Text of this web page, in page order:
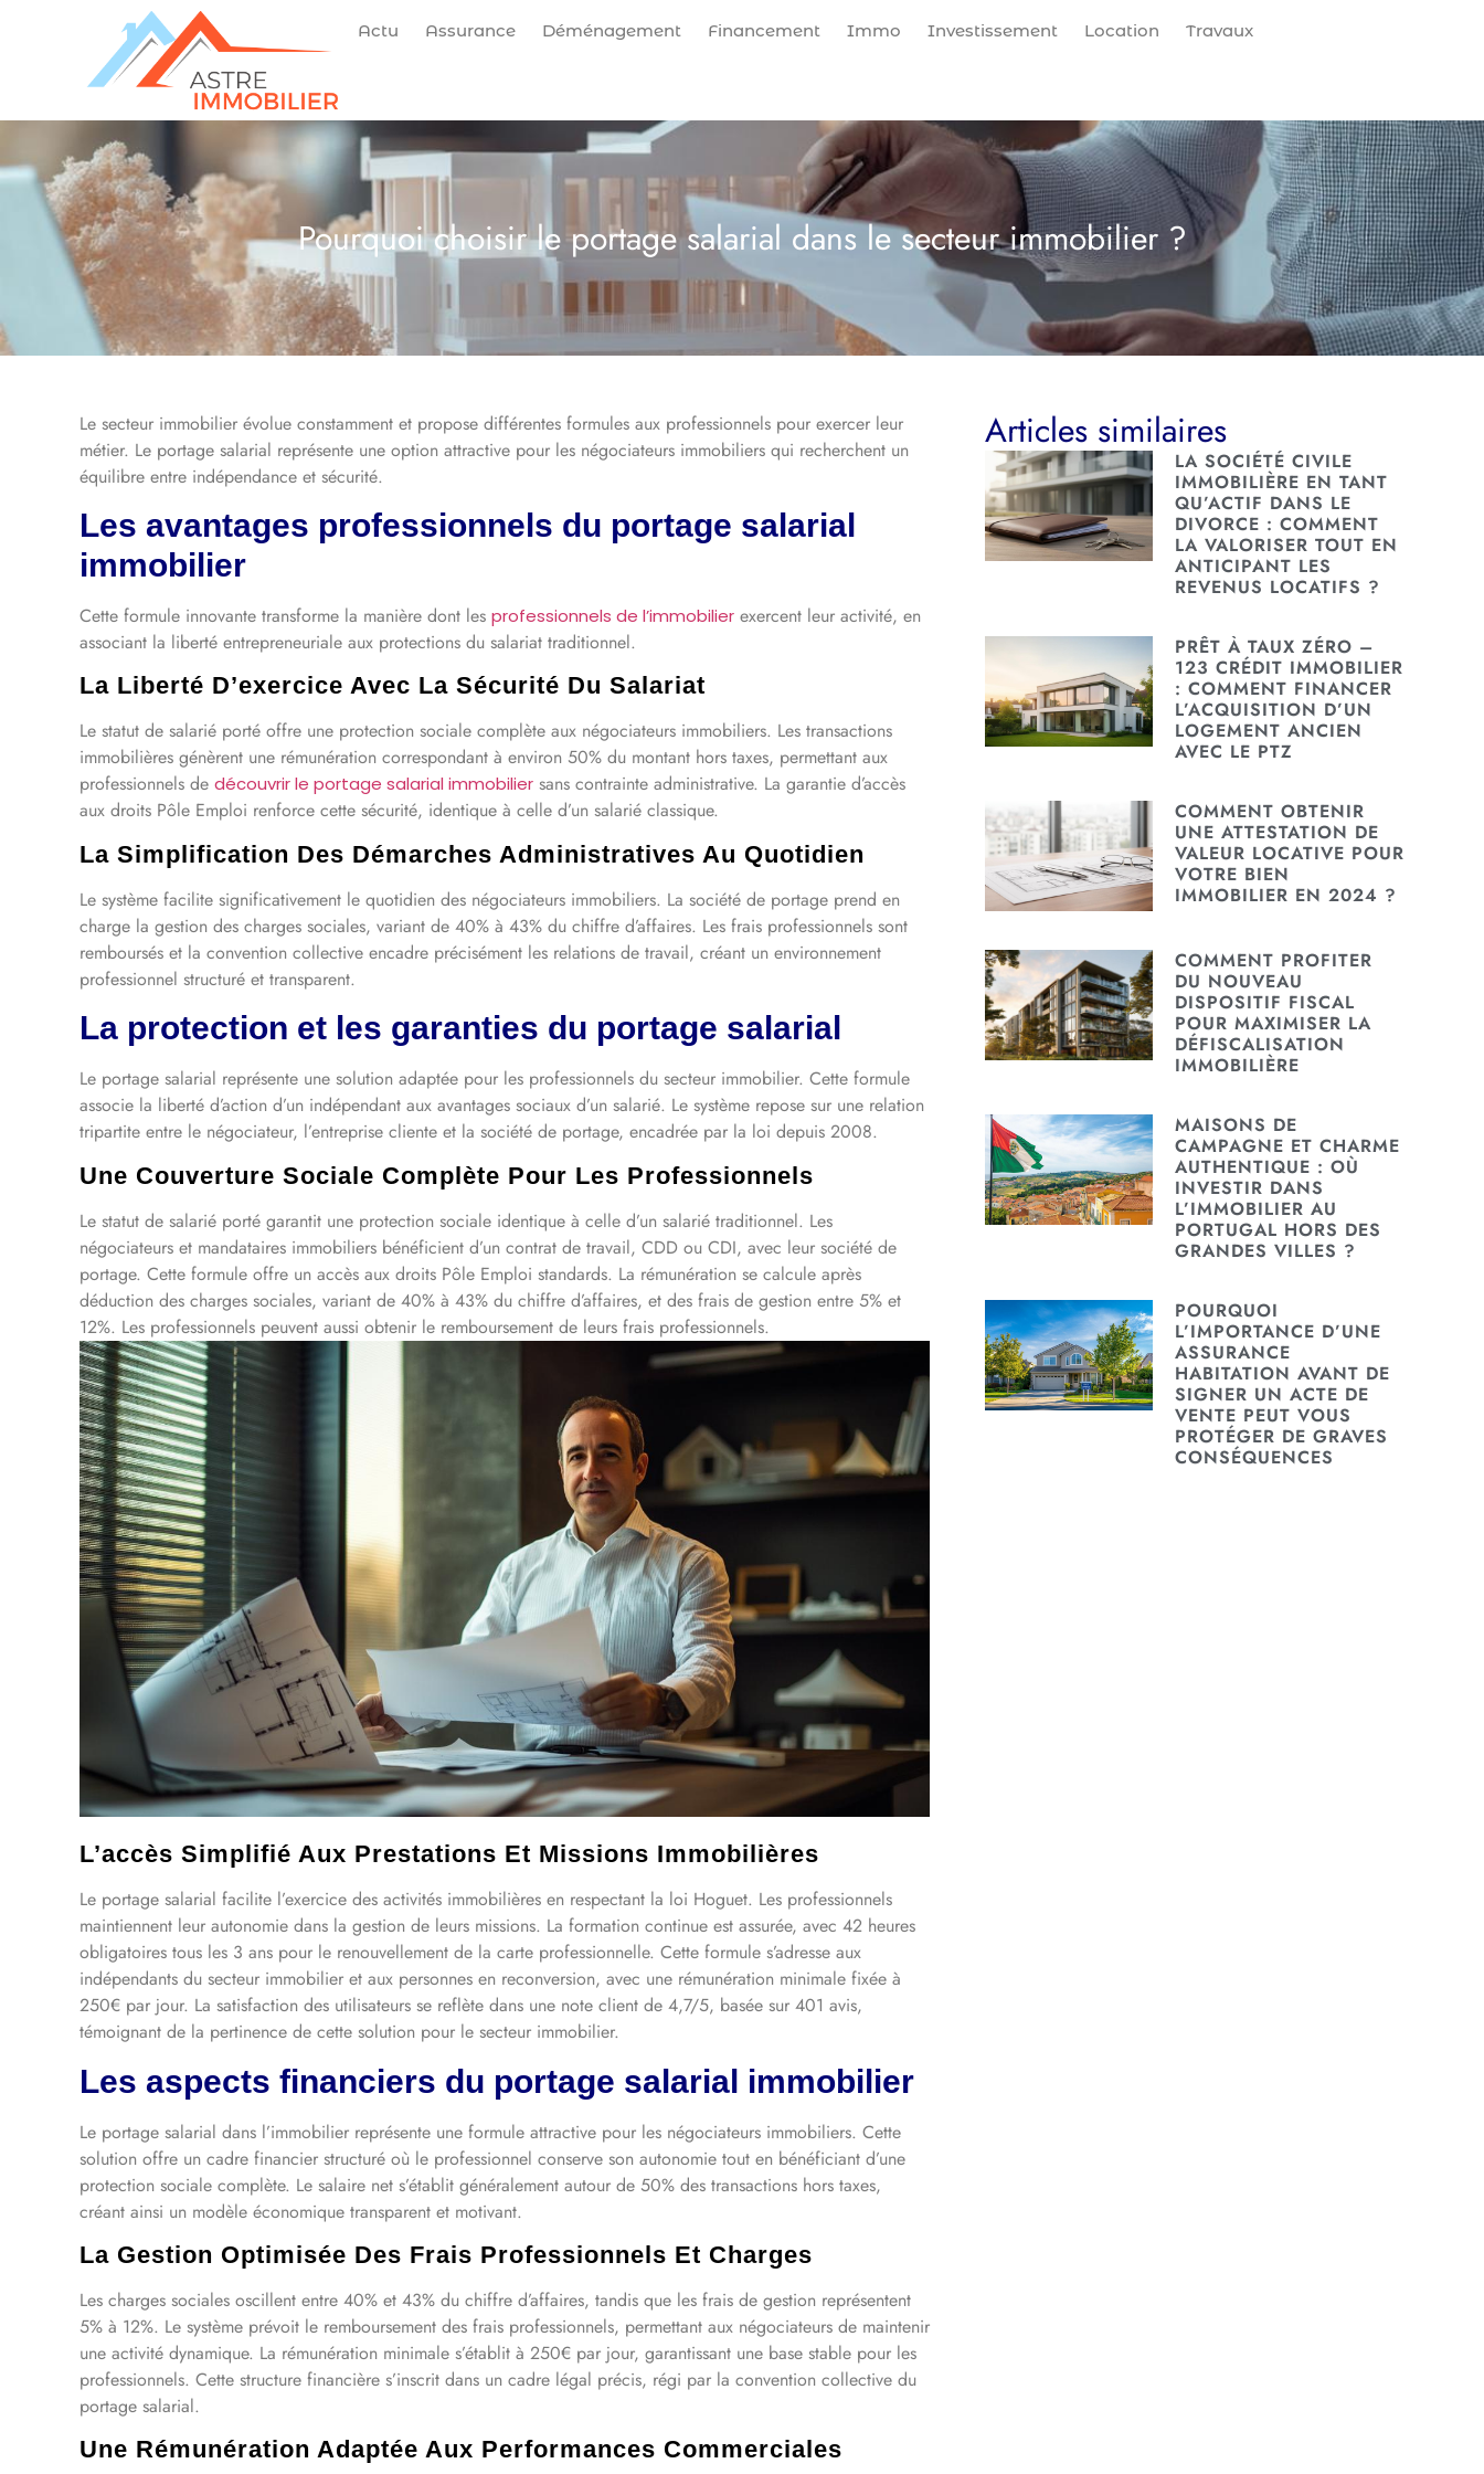
Actu Assurance Déménagement Financement Immo Investissement Location Travaux
Pourquoi choisir le portage salarial dans le secteur immobilier ?
Le secteur immobilier évolue constamment et propose différentes formules aux professionnels pour exercer leur
métier. Le portage salarial représente une option attractive pour les négociateurs immobiliers qui recherchent un
équilibre entre indépendance et sécurité.
Les avantages professionnels du portage salarial
immobilier
Cette formule innovante transforme la manière dont les professionnels de l’immobilier exercent leur activité, en
associant la liberté entrepreneuriale aux protections du salariat traditionnel.
La Liberté D’exercice Avec La Sécurité Du Salariat
Le statut de salarié porté offre une protection sociale complète aux négociateurs immobiliers. Les transactions
immobilières génèrent une rémunération correspondant à environ 50% du montant hors taxes, permettant aux
professionnels de découvrir le portage salarial immobilier sans contrainte administrative. La garantie d’accès
aux droits Pôle Emploi renforce cette sécurité, identique à celle d’un salarié classique.
La Simplification Des Démarches Administratives Au Quotidien
Le système facilite significativement le quotidien des négociateurs immobiliers. La société de portage prend en
charge la gestion des charges sociales, variant de 40% à 43% du chiffre d’affaires. Les frais professionnels sont
remboursés et la convention collective encadre précisément les relations de travail, créant un environnement
professionnel structuré et transparent.
La protection et les garanties du portage salarial
Le portage salarial représente une solution adaptée pour les professionnels du secteur immobilier. Cette formule
associe la liberté d’action d’un indépendant aux avantages sociaux d’un salarié. Le système repose sur une relation
tripartite entre le négociateur, l’entreprise cliente et la société de portage, encadrée par la loi depuis 2008.
Une Couverture Sociale Complète Pour Les Professionnels
Le statut de salarié porté garantit une protection sociale identique à celle d’un salarié traditionnel. Les
négociateurs et mandataires immobiliers bénéficient d’un contrat de travail, CDD ou CDI, avec leur société de
portage. Cette formule offre un accès aux droits Pôle Emploi standards. La rémunération se calcule après
déduction des charges sociales, variant de 40% à 43% du chiffre d’affaires, et des frais de gestion entre 5% et
12%. Les professionnels peuvent aussi obtenir le remboursement de leurs frais professionnels.
L’accès Simplifié Aux Prestations Et Missions Immobilières
Le portage salarial facilite l’exercice des activités immobilières en respectant la loi Hoguet. Les professionnels
maintiennent leur autonomie dans la gestion de leurs missions. La formation continue est assurée, avec 42 heures
obligatoires tous les 3 ans pour le renouvellement de la carte professionnelle. Cette formule s’adresse aux
indépendants du secteur immobilier et aux personnes en reconversion, avec une rémunération minimale fixée à
250€ par jour. La satisfaction des utilisateurs se reflète dans une note client de 4,7/5, basée sur 401 avis,
témoignant de la pertinence de cette solution pour le secteur immobilier.
Les aspects financiers du portage salarial immobilier
Le portage salarial dans l’immobilier représente une formule attractive pour les négociateurs immobiliers. Cette
solution offre un cadre financier structuré où le professionnel conserve son autonomie tout en bénéficiant d’une
protection sociale complète. Le salaire net s’établit généralement autour de 50% des transactions hors taxes,
créant ainsi un modèle économique transparent et motivant.
La Gestion Optimisée Des Frais Professionnels Et Charges
Les charges sociales oscillent entre 40% et 43% du chiffre d’affaires, tandis que les frais de gestion représentent
5% à 12%. Le système prévoit le remboursement des frais professionnels, permettant aux négociateurs de maintenir
une activité dynamique. La rémunération minimale s’établit à 250€ par jour, garantissant une base stable pour les
professionnels. Cette structure financière s’inscrit dans un cadre légal précis, régi par la convention collective du
portage salarial.
Une Rémunération Adaptée Aux Performances Commerciales
Articles similaires
LA SOCIÉTÉ CIVILE
IMMOBILIÈRE EN TANT
QU’ACTIF DANS LE
DIVORCE : COMMENT
LA VALORISER TOUT EN
ANTICIPANT LES
REVENUS LOCATIFS ?
PRÊT À TAUX ZÉRO –
123 CRÉDIT IMMOBILIER
: COMMENT FINANCER
L’ACQUISITION D’UN
LOGEMENT ANCIEN
AVEC LE PTZ
COMMENT OBTENIR
UNE ATTESTATION DE
VALEUR LOCATIVE POUR
VOTRE BIEN
IMMOBILIER EN 2024 ?
COMMENT PROFITER
DU NOUVEAU
DISPOSITIF FISCAL
POUR MAXIMISER LA
DÉFISCALISATION
IMMOBILIÈRE
MAISONS DE
CAMPAGNE ET CHARME
AUTHENTIQUE : OÙ
INVESTIR DANS
L’IMMOBILIER AU
PORTUGAL HORS DES
GRANDES VILLES ?
POURQUOI
L’IMPORTANCE D’UNE
ASSURANCE
HABITATION AVANT DE
SIGNER UN ACTE DE
VENTE PEUT VOUS
PROTÉGER DE GRAVES
CONSÉQUENCES